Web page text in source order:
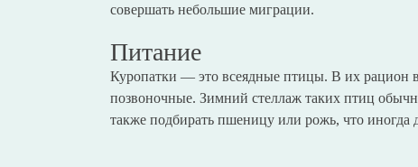
совершать небольшие миграции.
Питание
Куропатки — это всеядные птицы. В их рацион
позвоночные. Зимний стеллаж таких птиц
также подбирать пшеницу или рожь, что иногда